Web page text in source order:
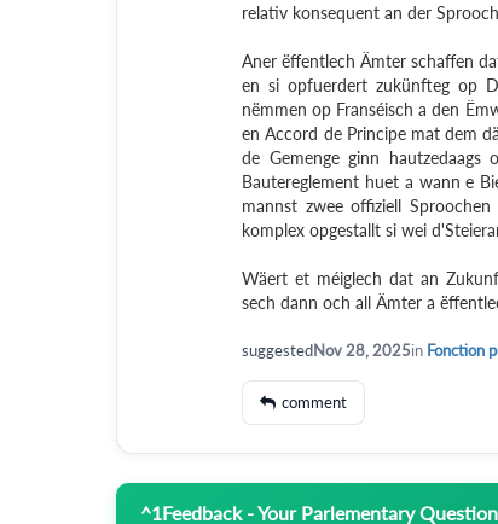
relativ konsequent an der
Aner ëffentlech Ämter schaffen
en si opfuerdert zukünfteg op
nëmmen op Franséisch a den
en Accord de Principe mat dem
de Gemenge ginn hautzedaags
Bautereglement huet a wann e
mannst zwee offiziell
komplex opgestallt si wei
Wäert et méiglech dat an
sech dann och all Ämter a
suggestedNov 28, 2025in Fonction
comment
^1Feedback - Your Parlementary